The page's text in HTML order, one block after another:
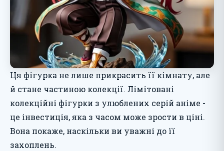
Ця фігурка не лише прикрасить її кімнату, але
й стане частиною колекції. Лімітовані
колекційні фігурки з улюблених серій аніме -
це інвестиція, яка з часом може зрости в ціні.
Вона покаже, наскільки ви уважні до її
захоплень.